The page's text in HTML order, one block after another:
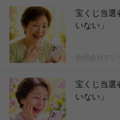
宝くじ当選
いない」
合同会社デジ
宝くじ当選
いない」